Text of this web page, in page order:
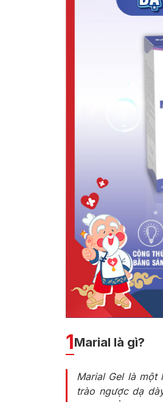
1Marial là gì?
Marial Gel là
trào ngược dạ